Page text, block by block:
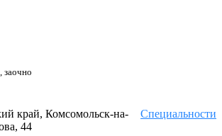
Специальности
край, Комсомольск-на-
44